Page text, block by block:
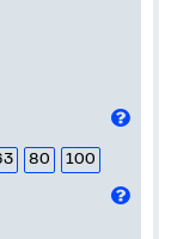
80
100